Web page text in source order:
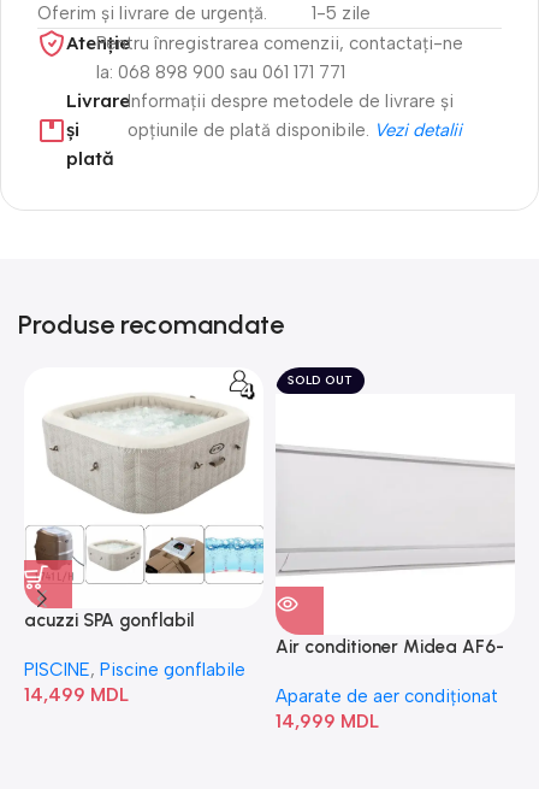
Oferim și livrare de urgență.
1-5 zile
Atenție​Pentru înregistrarea comenzii, contactați-ne
la: 068 898 900 sau 061 171 771
Livrare
și
plată
Informații despre metodele de livrare și
opțiunile de plată disponibile. Vezi detalii
Produse recomandate
acuzzi SPA gonflabil
Bubble” 28446
PISCINE, Piscine gonflabile
14,499 MDL
SOLD OUT
Air conditioner Midea AF6-
Aparate de aer condiționat
14,999 MDL